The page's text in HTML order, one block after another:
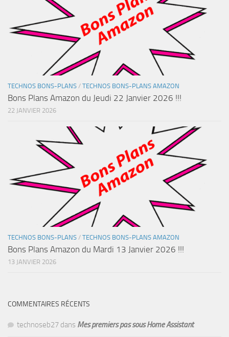
TECHNOS BONS-PLANS / TECHNOS BONS-PLANS AMAZON
Bons Plans Amazon du Jeudi 22 Janvier 2026 !!!
22 JANVIER 2026
TECHNOS BONS-PLANS / TECHNOS BONS-PLANS AMAZON
Bons Plans Amazon du Mardi 13 Janvier 2026 !!!
13 JANVIER 2026
COMMENTAIRES RÉCENTS
technoseb27 dans Mes premiers pas sous Home Assistant